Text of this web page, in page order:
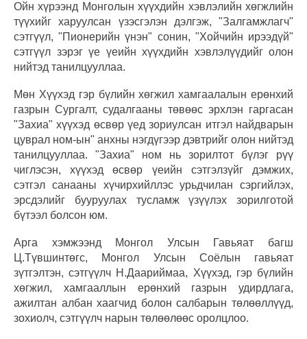
Ойн хүрээнд Монголын хүүхдийн хэвлэлийн хөгжлийн
түүхийг харуулсан үзэсгэлэн дэлгэж, "Залгамжлагч"
сэтгүүл, "Пионерийн үнэн" сонин, "Хойчийн ирээдүй"
сэтгүүл зэрэг үе үеийн хүүхдийн хэвлэлүүдийг олон
нийтэд танилцууллаа.
Мөн Хүүхэд гэр бүлийн хөгжил хамгаалалын ерөнхий
газрын Сургалт, судалгааны төвөөс эрхлэн гаргасан
"Захиа" хүүхэд өсвөр үед зориулсан итгэл найдварын
цуврал ном-ын" анхны нэгдүгээр дэвтрийг олон нийтэд
танилцууллаа. "Захиа" ном нь зорилтот бүлэг рүү
чиглэсэн, хүүхэд өсвөр үеийн сэтгэлзүйг дэмжих,
сэтгэл санааны хүчирхийллэс урьдчилан сэргийлэх,
эрсдэлийг бууруулах тусламж үзүүлэх зорилготой
бүтээл болсон юм.
Арга хэмжээнд Монгол Улсын Гавьяат багш
Ц.Түвшинтөгс, Монгол Улсын Соёлын гавьяат
зүтгэлтэн, сэтгүүлч Н.Даариймаа, Хүүхэд, гэр бүлийн
хөгжил, хамгааллын ерөнхий газрын удирдлага,
ажилтан албан хаагчид болон салбарын төлөөллүүд,
зохиолч, сэтгүүлч нарын төлөөлөөс оролцлоо.